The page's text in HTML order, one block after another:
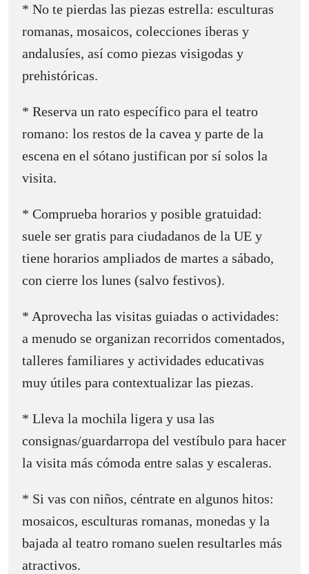
* No te pierdas las piezas estrella: esculturas
romanas, mosaicos, colecciones iberas y
andalusíes, así como piezas visigodas y
prehistóricas.
* Reserva un rato específico para el teatro
romano: los restos de la cavea y parte de la
escena en el sótano justifican por sí solos la
visita.
* Comprueba horarios y posible gratuidad:
suele ser gratis para ciudadanos de la UE y
tiene horarios ampliados de martes a sábado,
con cierre los lunes (salvo festivos).
* Aprovecha las visitas guiadas o actividades:
a menudo se organizan recorridos comentados,
talleres familiares y actividades educativas
muy útiles para contextualizar las piezas.
* Lleva la mochila ligera y usa las
consignas/guardarropa del vestíbulo para hacer
la visita más cómoda entre salas y escaleras.
* Si vas con niños, céntrate en algunos hitos:
mosaicos, esculturas romanas, monedas y la
bajada al teatro romano suelen resultarles más
atractivos.